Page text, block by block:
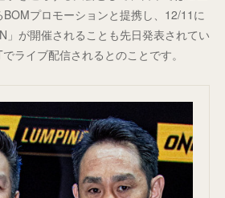
プロモーションと提携し、12/11に
」が開催されることも先日発表されてい
ライブ配信されるとのことです。